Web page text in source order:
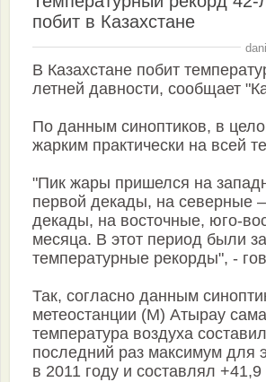
побит в Казахстане
В Казахстане побит
летней давности, сообщает
По данным синоптиков, в
жарким практически на всей
"Пик жары пришелся на
первой декады, на северные
декады, на восточные, юго-
месяца. В этот период были
температурные рекорды", -
Так, согласно данным
метеостанции (М) Атырау
температура воздуха
последний раз максимум для
в 2011 году и составлял +41,9